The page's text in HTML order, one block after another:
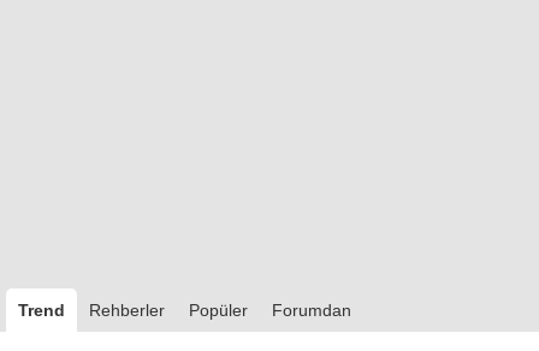
Trend Rehberler Popüler Forumdan